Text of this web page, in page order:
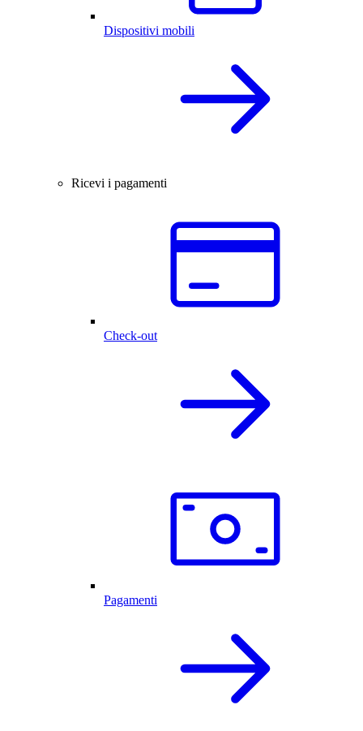
Dispositivi mobili
Ricevi i pagamenti
Check-out
Pagamenti